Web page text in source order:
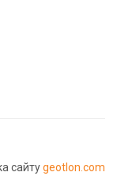
сайтуgeotlon.com